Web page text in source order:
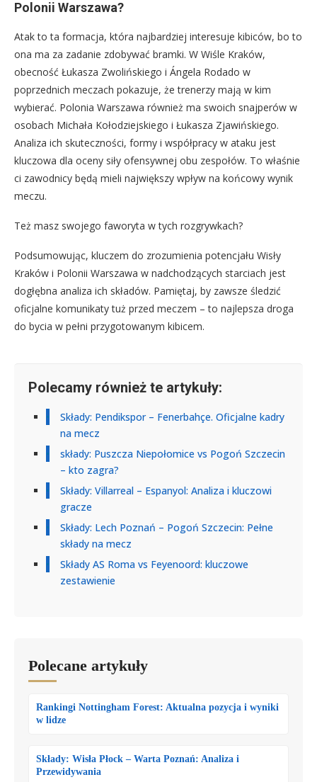
Polonii Warszawa?
Atak to ta formacja, która najbardziej interesuje kibiców, bo to
ona ma za zadanie zdobywać bramki. W Wiśle Kraków,
obecność Łukasza Zwolińskiego i Ángela Rodado w
poprzednich meczach pokazuje, że trenerzy mają w kim
wybierać. Polonia Warszawa również ma swoich snajperów w
osobach Michała Kołodziejskiego i Łukasza Zjawińskiego.
Analiza ich skuteczności, formy i współpracy w ataku jest
kluczowa dla oceny siły ofensywnej obu zespołów. To właśnie
ci zawodnicy będą mieli największy wpływ na końcowy wynik
meczu.
Też masz swojego faworyta w tych rozgrywkach?
Podsumowując, kluczem do zrozumienia potencjału Wisły
Kraków i Polonii Warszawa w nadchodzących starciach jest
dogłębna analiza ich składów. Pamiętaj, by zawsze śledzić
oficjalne komunikaty tuż przed meczem – to najlepsza droga
do bycia w pełni przygotowanym kibicem.
Polecamy również te artykuły:
Składy: Pendikspor – Fenerbahçe. Oficjalne kadry
na mecz
składy: Puszcza Niepołomice vs Pogoń Szczecin
– kto zagra?
Składy: Villarreal – Espanyol: Analiza i kluczowi
gracze
Składy: Lech Poznań – Pogoń Szczecin: Pełne
składy na mecz
Składy AS Roma vs Feyenoord: kluczowe
zestawienie
Polecane artykuły
Rankingi Nottingham Forest: Aktualna pozycja i wyniki
w lidze
Składy: Wisła Płock – Warta Poznań: Analiza i
Przewidywania